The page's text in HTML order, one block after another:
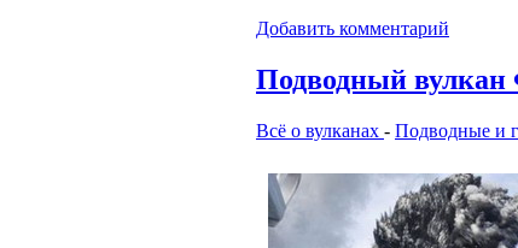
Добавить комментарий
Подводный вулкан
Всё о вулканах - Подводные и